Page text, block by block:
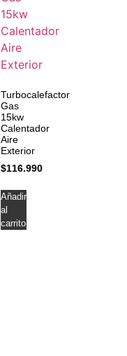
Turbocalefactor
Gas
15kw
Calentador
Aire
Exterior
$116.990
Añadir
al
carrito